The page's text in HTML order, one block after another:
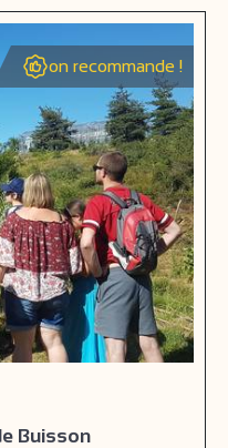
on recommande !
Buisson